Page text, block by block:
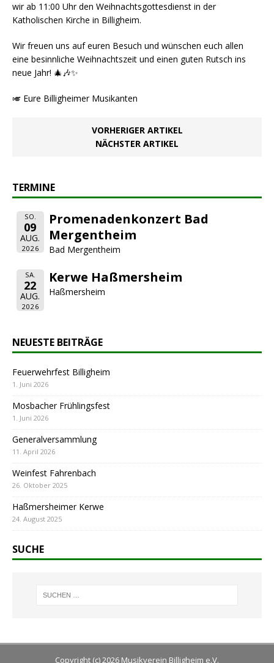
wir ab 11:00 Uhr den Weihnachtsgottesdienst in der
Katholischen Kirche in Billigheim.
Wir freuen uns auf euren Besuch und wünschen euch allen
eine besinnliche Weihnachtszeit und einen guten Rutsch ins
neue Jahr! 🎄🎶✨
🎺 Eure Billigheimer Musikanten
VORHERIGER ARTIKEL
NÄCHSTER ARTIKEL
TERMINE
SO.
09
AUG.
2026
Promenadenkonzert Bad
Mergentheim
Bad Mergentheim
SA.
22
AUG.
2026
Kerwe Haßmersheim
Haßmersheim
NEUESTE BEITRÄGE
Feuerwehrfest Billigheim
1. Juni 2026
Mosbacher Frühlingsfest
1. Juni 2026
Generalversammlung
11. April 2026
Weinfest Fahrenbach
26. Oktober 2025
Haßmersheimer Kerwe
24. August 2025
SUCHE
Copyright (c) 2026 Musikverein Billigheim e.V.